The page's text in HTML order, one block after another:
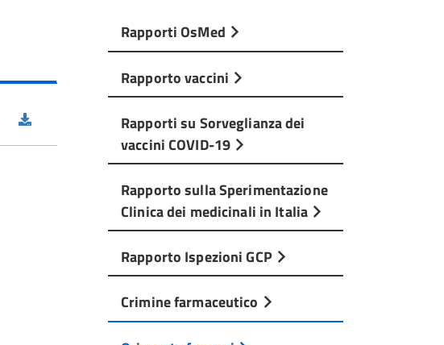
Rapporti OsMed
Rapporto vaccini
Rapporti su Sorveglianza dei
vaccini COVID-19
Rapporto sulla Sperimentazione
Clinica dei medicinali in Italia
Rapporto Ispezioni GCP
Crimine farmaceutico